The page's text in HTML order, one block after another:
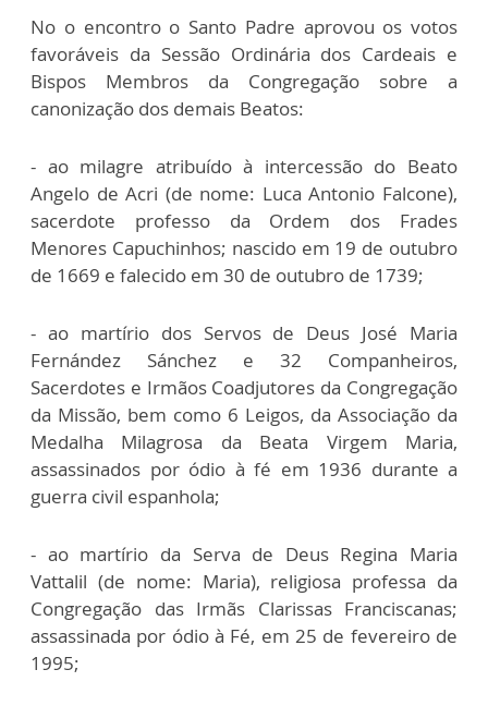
No o encontro o Santo Padre aprovou os votos
favoráveis da Sessão Ordinária dos Cardeais e
Bispos Membros da Congregação sobre a
canonização dos demais Beatos:
- ao milagre atribuído à intercessão do Beato
Angelo de Acri (de nome: Luca Antonio Falcone),
sacerdote professo da Ordem dos Frades
Menores Capuchinhos; nascido em 19 de outubro
de 1669 e falecido em 30 de outubro de 1739;
- ao martírio dos Servos de Deus José Maria
Fernández Sánchez e 32 Companheiros,
Sacerdotes e Irmãos Coadjutores da Congregação
da Missão, bem como 6 Leigos, da Associação da
Medalha Milagrosa da Beata Virgem Maria,
assassinados por ódio à fé em 1936 durante a
guerra civil espanhola;
- ao martírio da Serva de Deus Regina Maria
Vattalil (de nome: Maria), religiosa professa da
Congregação das Irmãs Clarissas Franciscanas;
assassinada por ódio à Fé, em 25 de fevereiro de
1995;